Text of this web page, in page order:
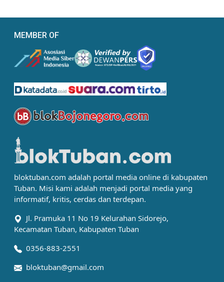
MEMBER OF
bloktuban.com adalah portal media online di kabupaten
Tuban. Misi kami adalah menjadi portal media yang
informatif, kritis, cerdas dan terdepan.
Jl. Pramuka 11 No 19 Kelurahan Sidorejo,
Kecamatan Tuban, Kabupaten Tuban
0356-883-2551
bloktuban@gmail.com